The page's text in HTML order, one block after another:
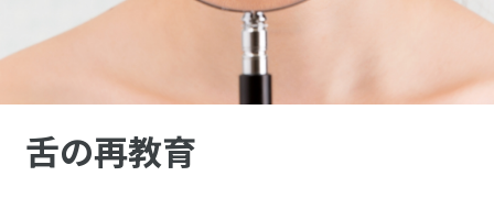
舌の再教育